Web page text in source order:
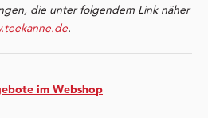
die unter folgendem Link näher
.
im Webshop